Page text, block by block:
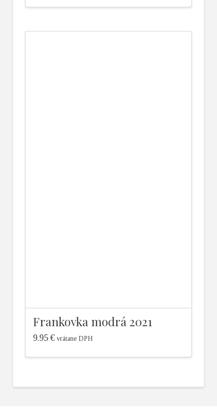
Frankovka modrá 2021
9.95 € vrátane DPH